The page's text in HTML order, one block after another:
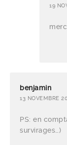
19
benjamin
13 NOVEMBRE
PS: en
survirages…)